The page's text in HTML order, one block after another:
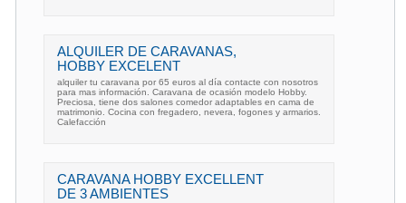
ALQUILER DE CARAVANAS,
HOBBY EXCELENT
alquiler tu caravana por 65 euros al día contacte con nosotros
para mas información. Caravana de ocasión modelo Hobby.
Preciosa, tiene dos salones comedor adaptables en cama de
matrimonio. Cocina con fregadero, nevera, fogones y armarios.
Calefacción
CARAVANA HOBBY EXCELLENT
DE 3 AMBIENTES